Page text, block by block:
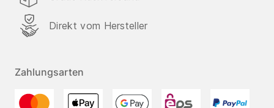
Direkt vom Hersteller
Zahlungsarten